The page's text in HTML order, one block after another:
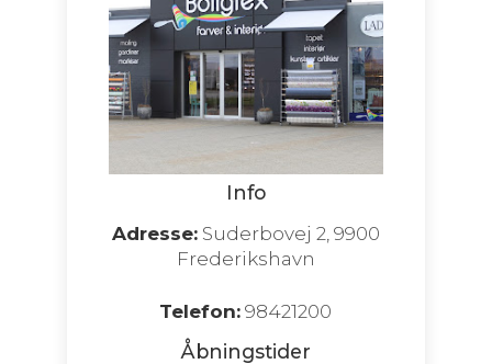
Info
Adresse:Suderbovej 2, 9900
Frederikshavn
Telefon: 98421200
Åbningstider